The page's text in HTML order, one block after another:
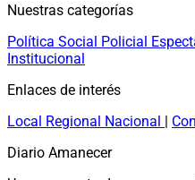
Nuestras categorías
Política Social Policial
Institucional
Enlaces de interés
Local Regional Nacional |
Diario Amanecer